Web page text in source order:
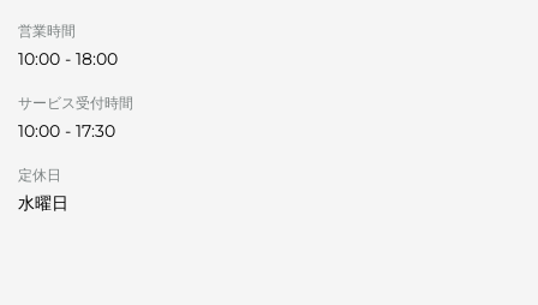
営業時間
10:00 - 18:00
サービス受付時間
10:00 - 17:30
定休日
水曜日